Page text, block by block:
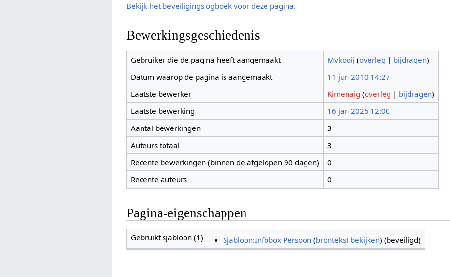
Bekijk het beveiligingslogboek voor deze pagina.
Bewerkingsgeschiedenis
Gebruiker die de pagina heeft aangemaakt Mvkooij (overleg | bijdragen)
Datum waarop de pagina is aangemaakt
11 jun 2010 14:27
Laatste bewerker
Kimenaig (overleg | bijdragen)
Laatste bewerking
16 jan 2025 12:00
Aantal bewerkingen
3
Auteurs totaal
3
Recente bewerkingen (binnen de afgelopen 90 dagen)
0
Recente auteurs
0
Pagina-eigenschappen
Gebruikt sjabloon (1) Sjabloon:Infobox Persoon (brontekst bekijken) (beveiligd)